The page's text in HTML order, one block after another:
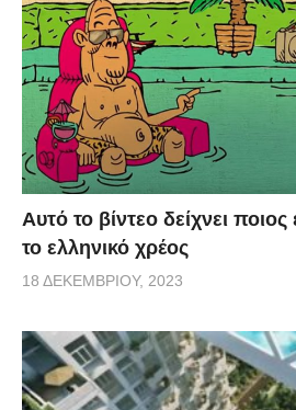
Αυτό το βίντεο δείχνει
το ελληνικό χρέος
18 ΔΕΚΕΜΒΡΊΟΥ, 2023